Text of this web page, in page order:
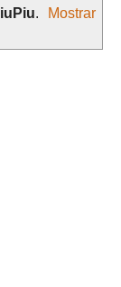
.
Mostrar